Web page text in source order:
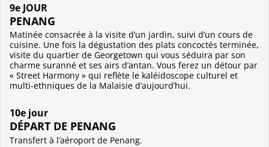
9e JOUR
PENANG
Matinée consacrée à la visite d’un jardin, suivi d’un cours de
cuisine. Une fois la dégustation des plats concoctés terminée,
visite du quartier de Georgetown qui vous séduira par son
charme suranné et ses airs d’antan. Vous ferez un détour par
« Street Harmony » qui reflète le kaléidoscope culturel et
multi-ethniques de la Malaisie d’aujourd’hui.
10e jour
DÉPART DE PENANG
Transfert à l’aéroport de Penang.